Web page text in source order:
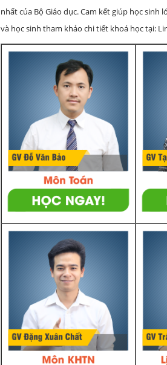
nhất của Bộ Giáo dục. Cam kết giúp học
và học sinh tham khảo chi tiết khoá học tại: